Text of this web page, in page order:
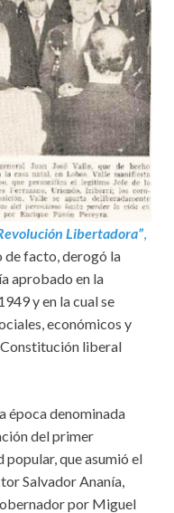
Libertadora”,
de facto, derogó la
aprobado en la
y en la cual se
económicos y
liberal
época denominada
del primer
que asumió el
Salvador Ananía,
por Miguel